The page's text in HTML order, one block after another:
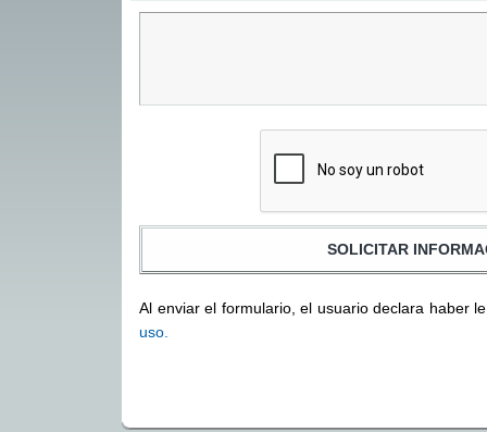
Al enviar el formulario, el usuario declara haber
uso.